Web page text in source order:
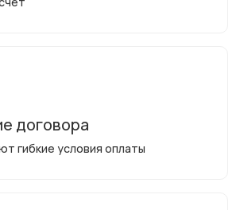
договора
гибкие условия оплаты